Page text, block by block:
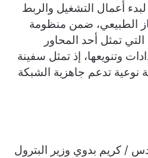
لبدء أعمال التشغيل والربط
الطبيعي، ضمن منظومة
تمثل أحد المحاور
وتنويعها، إذ تمثل سفينة
نوعية تدعم جاهزية الشبكة
/ كريم بدوي وزير البترول